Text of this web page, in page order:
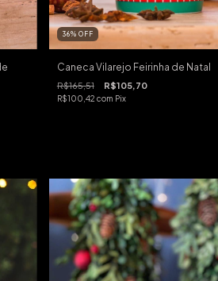
36% OFF
Caneca Vilarejo Feirinha de Natal
R$165,51 R$105,70
R$100,42 com Pix